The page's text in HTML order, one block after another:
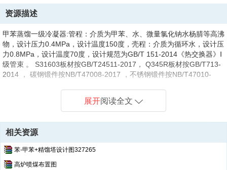
资源描述
甲苯蒸馏一级冷凝器:管程：介质为甲苯、水、微量氯化钠水杨腈等高沸
物，设计压力0.4MPa，设计温度150度，壳程：介质为循环水，设计压
力0.8MPa，设计温度70度，设计规范为GB/T 151-2014《热交换器》Ⅰ
级管束 。 S31603板材按GB/T24511-2017， Q345R板材按GB/T713-
2014 ， 碳钢锻件按NB/T47008-2017 ，不锈钢锻件按NB/T47010-
展开阅读全文
相关资源
苯-甲苯+精馏塔设计图327265
高炉喷煤布置图